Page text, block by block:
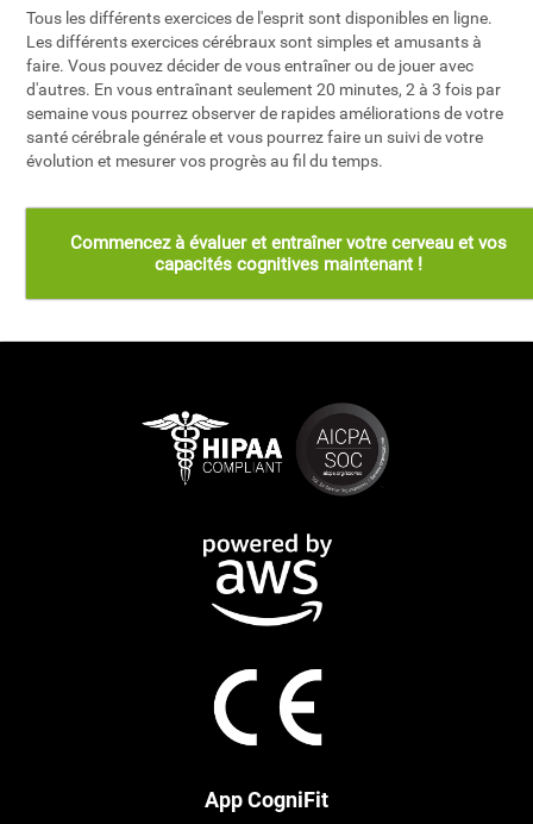
Tous les différents exercices de l'esprit sont disponibles en ligne.
Les différents exercices cérébraux sont simples et amusants à
faire. Vous pouvez décider de vous entraîner ou de jouer avec
d'autres. En vous entraînant seulement 20 minutes, 2 à 3 fois par
semaine vous pourrez observer de rapides améliorations de votre
santé cérébrale générale et vous pourrez faire un suivi de votre
évolution et mesurer vos progrès au fil du temps.
Commencez à évaluer et entraîner votre cerveau et vos
capacités cognitives maintenant !
App CogniFit